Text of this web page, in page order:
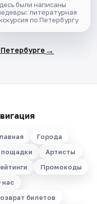
были написаны
литературная
по Петербургу
→
Города
Артисты
Промокоды
нас
билетов